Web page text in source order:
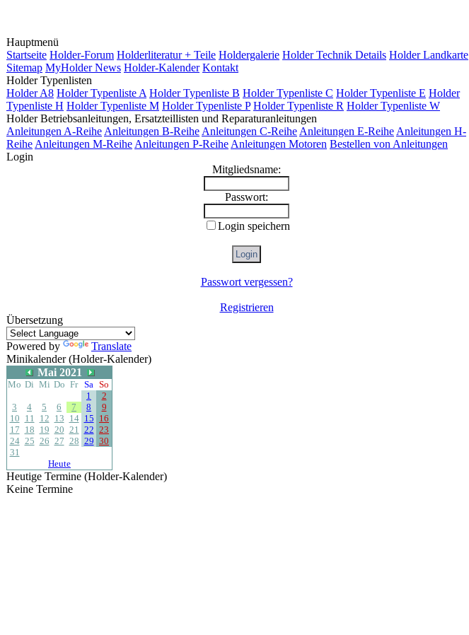
Hauptmenü
Startseite Holder-Forum Holderliteratur + Teile Holdergalerie Holder Technik Details Holder Landkarte
Sitemap MyHolder News Holder-Kalender Kontakt
Holder Typenlisten
Holder A8 Holder Typenliste A Holder Typenliste B Holder Typenliste C Holder Typenliste E Holder
Typenliste H Holder Typenliste M Holder Typenliste P Holder Typenliste R Holder Typenliste W
Holder Betriebsanleitungen, Ersatzteillisten und Reparaturanleitungen
Anleitungen A-Reihe Anleitungen B-Reihe Anleitungen C-Reihe Anleitungen E-Reihe Anleitungen H-
Reihe Anleitungen M-Reihe Anleitungen P-Reihe Anleitungen Motoren Bestellen von Anleitungen
Login
Mitgliedsname:
Passwort:
Login speichern
Passwort vergessen?
Registrieren
Übersetzung
Powered by
Translate
Minikalender (Holder-Kalender)
Mai 2021
Mo Di Mi Do Fr Sa So
1
2
3
4 5 6 7 8
9
10 11 12 13 14 15 16
17 18 19 20 21 22 23
24 25 26 27 28 29 30
31
Heute
Heutige Termine (Holder-Kalender)
Keine Termine